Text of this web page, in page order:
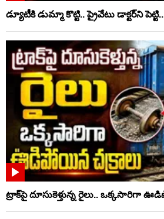
డ్యూటీకి డుమ్మా కొట్టి.. ప్రైవేటు డాక్టర్‌ని
ట్రాక్‌పై దూసుకెళ్తున్న రైలు.. ఒక్కసారిగా